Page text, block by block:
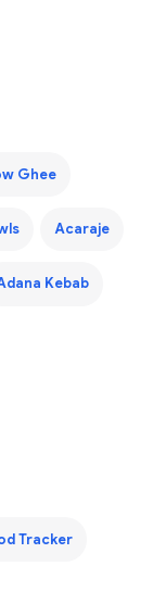
Ghee
Acaraje
Kebab
Tracker